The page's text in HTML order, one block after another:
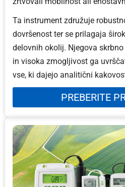
Ta instrument združuje
dovršenost ter se prilagaja
delovnih okolij. Njegova
in visoka zmogljivost ga
vse, ki dajejo analitični
PREBERITE